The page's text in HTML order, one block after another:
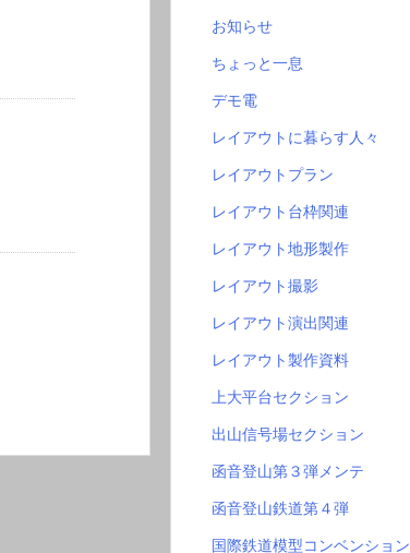
お知らせ
ちょっと一息
デモ電
レイアウトに暮らす人々
レイアウトプラン
レイアウト台枠関連
レイアウト地形製作
レイアウト撮影
レイアウト演出関連
レイアウト製作資料
上大平台セクション
出山信号場セクション
函音登山第３弾メンテ
函音登山鉄道第４弾
国際鉄道模型コンベンション